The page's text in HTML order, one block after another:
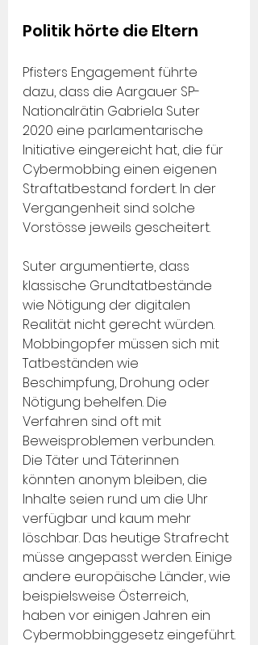
Politik hörte die Eltern
Pfisters Engagement führte
dazu, dass die Aargauer SP-
Nationalrätin Gabriela Suter
2020 eine parlamentarische
Initiative eingereicht hat, die für
Cybermobbing einen eigenen
Straftatbestand fordert. In der
Vergangenheit sind solche
Vorstösse jeweils gescheitert.
Suter argumentierte, dass
klassische Grundtatbestände
wie Nötigung der digitalen
Realität nicht gerecht würden.
Mobbingopfer müssen sich mit
Tatbeständen wie
Beschimpfung, Drohung oder
Nötigung behelfen. Die
Verfahren sind oft mit
Beweisproblemen verbunden.
Die Täter und Täterinnen
könnten anonym bleiben, die
Inhalte seien rund um die Uhr
verfügbar und kaum mehr
löschbar. Das heutige Strafrecht
müsse angepasst werden. Einige
andere europäische Länder, wie
beispielsweise Österreich,
haben vor einigen Jahren ein
Cybermobbinggesetz eingeführt.